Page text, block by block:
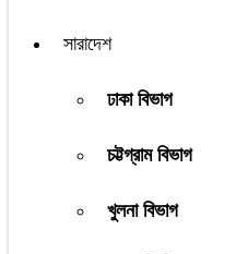
সারাদেশ
ঢাকা বিভাগ
চট্টগ্রাম বিভাগ
খুলনা বিভাগ